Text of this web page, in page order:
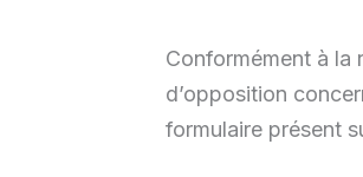
Conformément à la
d’opposition
formulaire présent